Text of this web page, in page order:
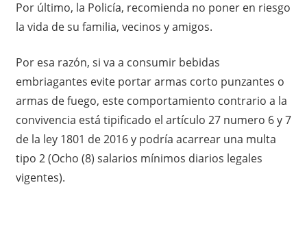
Por último, la Policía, recomienda no poner en riesgo
la vida de su familia, vecinos y amigos.
Por esa razón, si va a consumir bebidas
embriagantes evite portar armas corto punzantes o
armas de fuego, este comportamiento contrario a la
convivencia está tipificado el artículo 27 numero 6 y 7
de la ley 1801 de 2016 y podría acarrear una multa
tipo 2 (Ocho (8) salarios mínimos diarios legales
vigentes).